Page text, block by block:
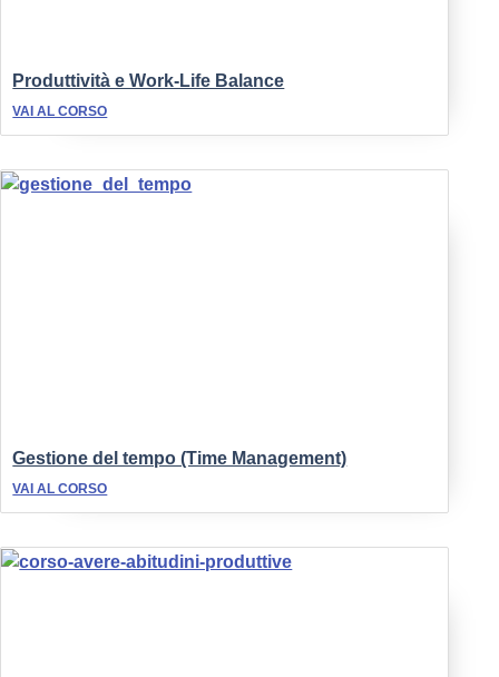
Produttività e Work-Life Balance
VAI AL CORSO
Gestione del tempo (Time Management)
VAI AL CORSO